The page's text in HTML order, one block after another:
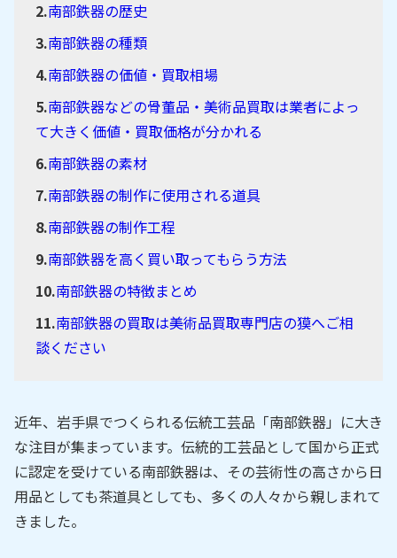
南部鉄器の歴史
南部鉄器の種類
南部鉄器の価値・買取相場
南部鉄器などの骨董品・美術品買取は業者によっ
て大きく価値・買取価格が分かれる
南部鉄器の素材
南部鉄器の制作に使用される道具
南部鉄器の制作工程
南部鉄器を高く買い取ってもらう方法
南部鉄器の特徴まとめ
南部鉄器の買取は美術品買取専門店の獏へご相
談ください
近年、岩手県でつくられる伝統工芸品「南部鉄器」に大き
な注目が集まっています。伝統的工芸品として国から正式
に認定を受けている南部鉄器は、その芸術性の高さから日
用品としても茶道具としても、多くの人々から親しまれて
きました。